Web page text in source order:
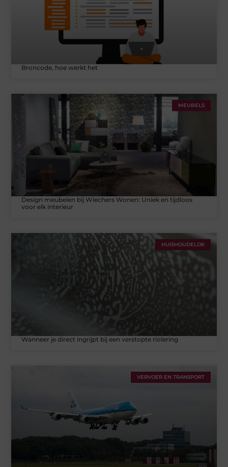
Broncode, hoe werkt het
MEUBELS
Design meubelen bij Wiechers Wonen: Uniek en tijdloos
voor elk interieur
HUISHOUDELIJK
Wanneer je direct ingrijpt bij een verstopte riolering
VERVOER EN TRANSPORT